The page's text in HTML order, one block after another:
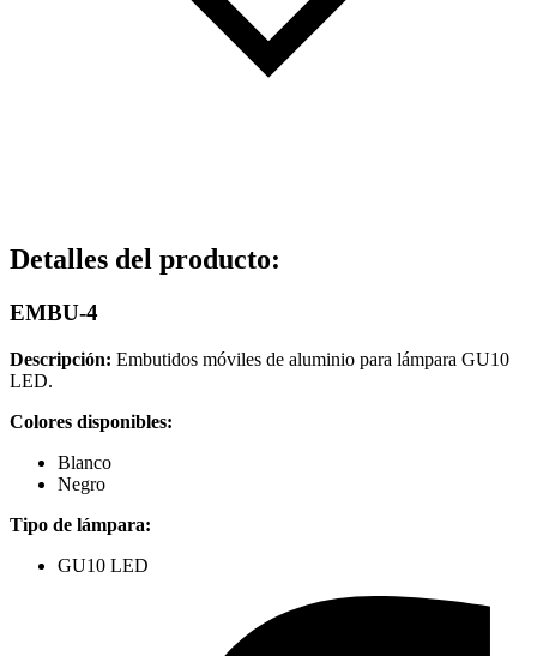
Detalles del producto:
EMBU-4
Descripción: Embutidos móviles de aluminio para lámpara GU10
LED.
Colores disponibles:
Blanco
Negro
Tipo de lámpara:
GU10 LED